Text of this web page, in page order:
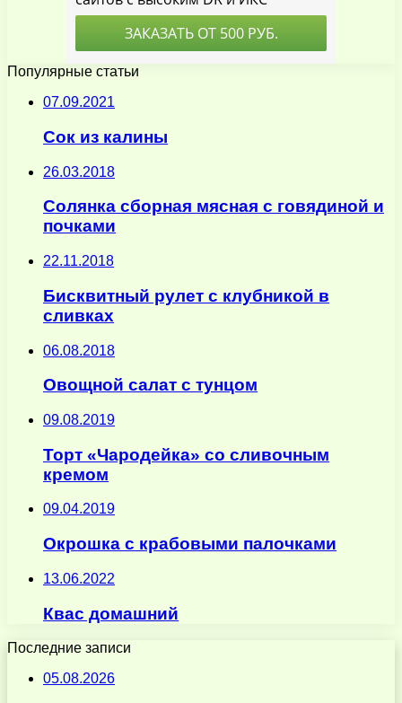
Популярные статьи
07.09.2021
Сок из калины
26.03.2018
Солянка сборная мясная с говядиной и
почками
22.11.2018
Бисквитный рулет с клубникой в
сливках
06.08.2018
Овощной салат с тунцом
09.08.2019
Торт «Чародейка» со сливочным
кремом
09.04.2019
Окрошка с крабовыми палочками
13.06.2022
Квас домашний
Последние записи
05.08.2026